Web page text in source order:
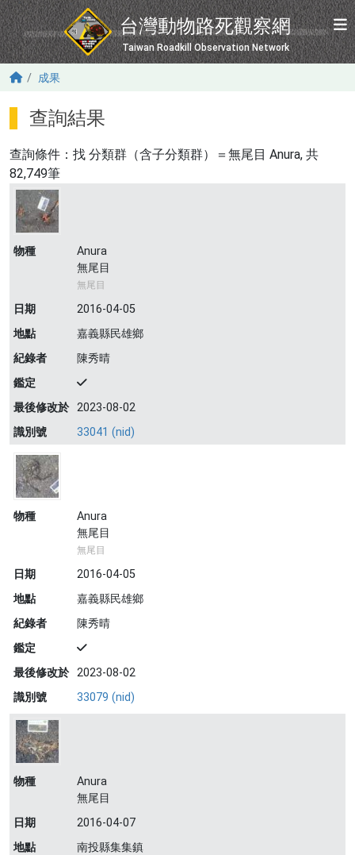
移至主內容
台灣動物路死觀察網
Taiwan Roadkill Observation Network
成果
查詢結果
查詢條件：找 分類群（含子分類群）＝無尾目 Anura, 共
82,749筆
物種
Anura
無尾目
無尾目
日期
2016-04-05
地點
嘉義縣民雄鄉
紀錄者
陳秀晴
鑑定
最後修改於 2023-08-02
識別號
33041 (nid)
物種
Anura
無尾目
無尾目
日期
2016-04-05
地點
嘉義縣民雄鄉
紀錄者
陳秀晴
鑑定
最後修改於 2023-08-02
識別號
33079 (nid)
物種
Anura
無尾目
日期
2016-04-07
地點
南投縣集集鎮